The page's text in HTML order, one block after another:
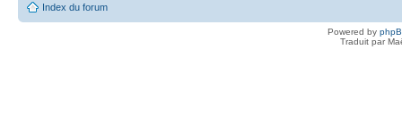
Index du forum
Powered by
Traduit par